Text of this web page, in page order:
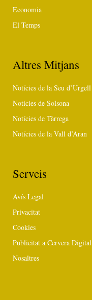
Economia
El Temps
Altres Mitjans
Notícies de la Seu d’Urgell
Notícies de Solsona
Notícies de Tàrrega
Notícies de la Vall d’Aran
Serveis
Avís Legal
Privacitat
Cookies
Publicitat a Cervera Digital
Nosaltres